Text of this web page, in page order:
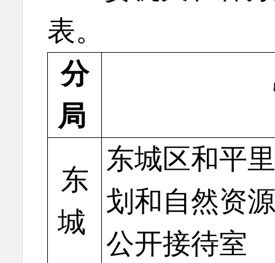
表。
分
局
东
城
东城区和平
划和自然资
公开接待室